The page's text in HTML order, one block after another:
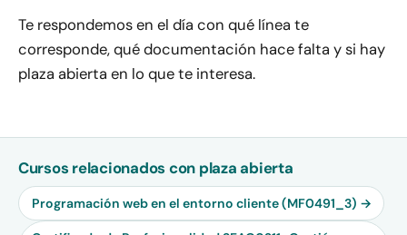
Te respondemos en el día con qué línea te
corresponde, qué documentación hace falta y si hay
plaza abierta en lo que te interesa.
Cursos relacionados con plaza abierta
Programación web en el entorno cliente (MF0491_3) →